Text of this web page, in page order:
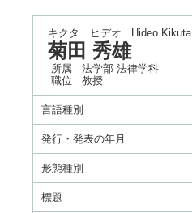
キクタ ヒデオ Hideo Kikuta
菊田 秀雄
所属
法学部 法律学科
職位
教授
言語種別
発行・発表の年月
形態種別
標題